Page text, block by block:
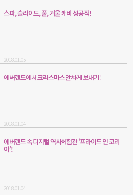
스파, 슬라이드, 풀, 겨울 캐비 성공적!
2018.01.05
에버랜드에서 크리스마스 알차게 보내기!
2018.01.04
에버랜드 속 디지털 역사체험관 '프라이드 인 코리
아'!
2018.01.04